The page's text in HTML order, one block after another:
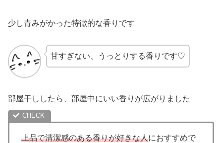
少し青みがかった特徴的な香りです
甘すぎない、うっとりする香りです♡
部屋干ししたら、部屋中にいい香りが広がりました
上品で清潔感のある香りが好きな人におすすめで